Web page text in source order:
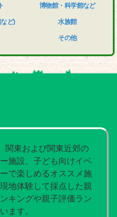
ど)
博物館・科学館など
水族館
その他
関東および関東近郊の
施設、子ども向けイベ
で楽しめるオススメ施
地体験して採点した親
キングや親子評価ラン
ます。